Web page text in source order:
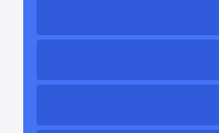
منتشر شد